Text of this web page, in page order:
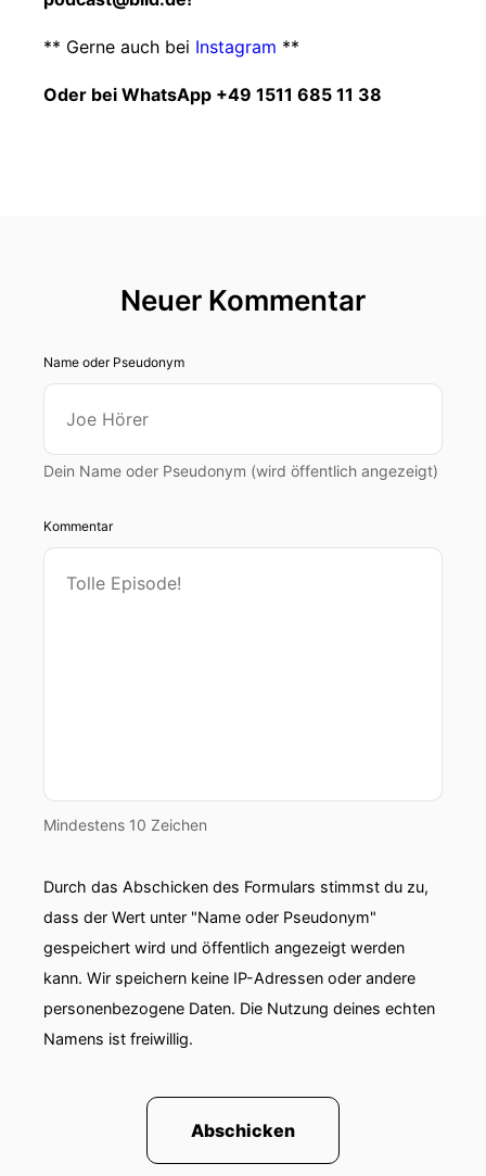
** Gerne auch bei Instagram **
Oder bei WhatsApp +49 1511 685 11 38
Neuer Kommentar
Name oder Pseudonym
Dein Name oder Pseudonym (wird öffentlich angezeigt)
Kommentar
Mindestens 10 Zeichen
Durch das Abschicken des Formulars stimmst du zu,
dass der Wert unter "Name oder Pseudonym"
gespeichert wird und öffentlich angezeigt werden
kann. Wir speichern keine IP-Adressen oder andere
personenbezogene Daten. Die Nutzung deines echten
Namens ist freiwillig.
Abschicken